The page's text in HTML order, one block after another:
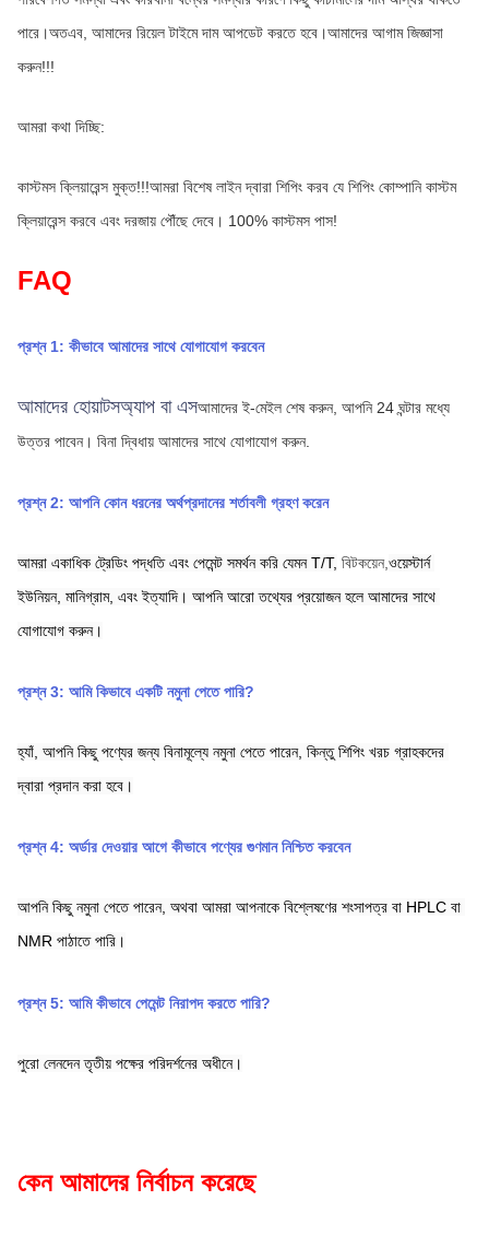
পারে।অতএব, আমাদের রিয়েল টাইমে দাম আপডেট করতে হবে।আমাদের আগাম জিজ্ঞাসা
করুন!!!
আমরা কথা দিচ্ছি:
কাস্টমস ক্লিয়ারেন্স মুক্ত!!!আমরা বিশেষ লাইন দ্বারা শিপিং করব যে শিপিং কোম্পানি কাস্টম
ক্লিয়ারেন্স করবে এবং দরজায় পৌঁছে দেবে। 100% কাস্টমস পাস!
FAQ
প্রশ্ন 1: কীভাবে আমাদের সাথে যোগাযোগ করবেন
আমাদের হোয়াটসঅ্যাপ বা এসআমাদের ই-মেইল শেষ করুন, আপনি 24 ঘন্টার মধ্যে
উত্তর পাবেন। বিনা দ্বিধায় আমাদের সাথে যোগাযোগ করুন.
প্রশ্ন 2: আপনি কোন ধরনের অর্থপ্রদানের শর্তাবলী গ্রহণ করেন
আমরা একাধিক ট্রেডিং পদ্ধতি এবং পেমেন্ট সমর্থন করি যেমন T/T, বিটকয়েন,ওয়েস্টার্ন
ইউনিয়ন, মানিগ্রাম, এবং ইত্যাদি। আপনি আরো তথ্যের প্রয়োজন হলে আমাদের সাথে
যোগাযোগ করুন।
প্রশ্ন 3: আমি কিভাবে একটি নমুনা পেতে পারি?
হ্যাঁ, আপনি কিছু পণ্যের জন্য বিনামূল্যে নমুনা পেতে পারেন, কিন্তু শিপিং খরচ গ্রাহকদের
দ্বারা প্রদান করা হবে।
প্রশ্ন 4: অর্ডার দেওয়ার আগে কীভাবে পণ্যের গুণমান নিশ্চিত করবেন
আপনি কিছু নমুনা পেতে পারেন, অথবা আমরা আপনাকে বিশ্লেষণের শংসাপত্র বা HPLC বা
NMR পাঠাতে পারি।
প্রশ্ন 5: আমি কীভাবে পেমেন্ট নিরাপদ করতে পারি?
পুরো লেনদেন তৃতীয় পক্ষের পরিদর্শনের অধীনে।
কেন আমাদের নির্বাচন করেছে